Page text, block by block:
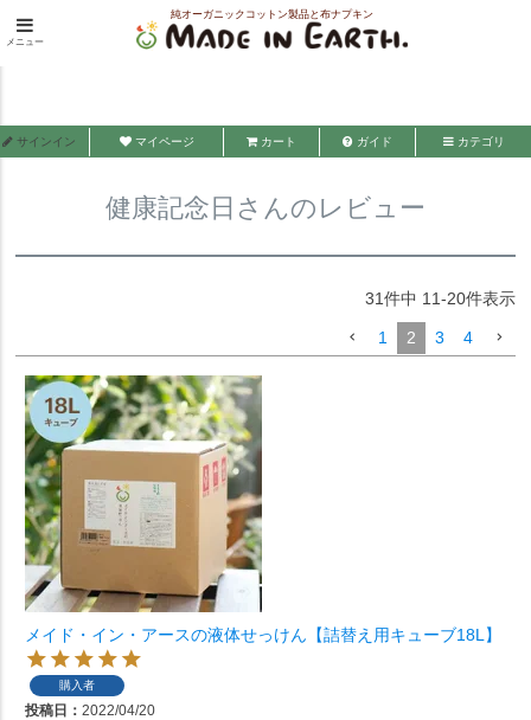
純オーガニックコットン製品と布ナプキン
メイド・イン・アース
メニュー
HOME 健康記念日さんのレビュー
サインイン マイページ カート ガイド カテゴリ
健康記念日さんのレビュー
31件中 11-20件表示
1 2 3 4
メイド・イン・アースの液体せっけん【詰替え用キューブ18L】
購入者
投稿日 2022/04/20